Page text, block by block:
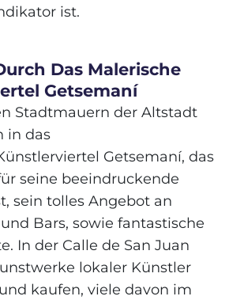
ist.
Das Malerische
Getsemaní
Stadtmauern der Altstadt
in das
Getsemaní, das
seine beeindruckende
sein tolles Angebot an
Bars, sowie fantastische
In der Calle de San Juan
lokaler Künstler
kaufen, viele davon im